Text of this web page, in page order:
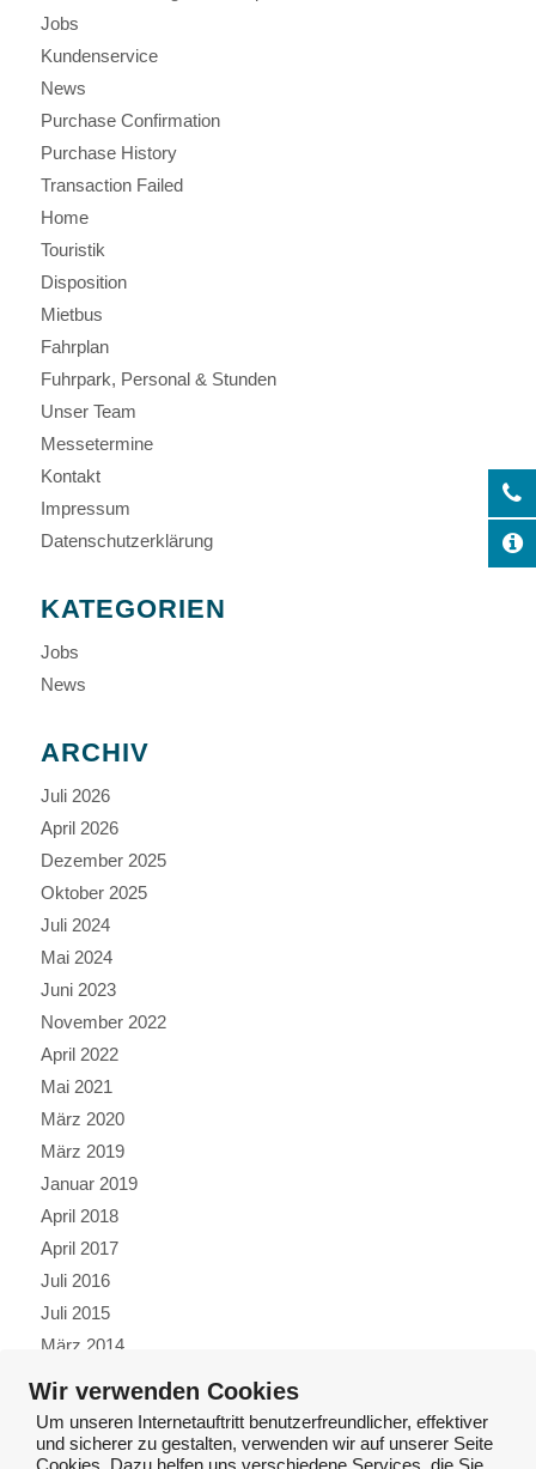
Jobs
Kundenservice
News
Purchase Confirmation
Purchase History
Transaction Failed
Home
Touristik
Disposition
Mietbus
Fahrplan
Fuhrpark, Personal & Stunden
Unser Team
Messetermine
Kontakt
Impressum
Datenschutzerklärung
KATEGORIEN
Jobs
News
ARCHIV
Juli 2026
April 2026
Dezember 2025
Oktober 2025
Juli 2024
Mai 2024
Juni 2023
November 2022
April 2022
Mai 2021
März 2020
März 2019
Januar 2019
April 2018
April 2017
Juli 2016
Juli 2015
März 2014
Oktober 2013
Januar 2013
Wir verwenden Cookies
Um unseren Internetauftritt benutzerfreundlicher, effektiver
und sicherer zu gestalten, verwenden wir auf unserer Seite
Cookies. Dazu helfen uns verschiedene Services, die Sie